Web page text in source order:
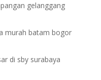
gelanggang
murah batam bogor
di sby surabaya